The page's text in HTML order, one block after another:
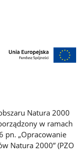
Natura 2000
w ramach
pn. „Opracowanie
Natura 2000” (PZO